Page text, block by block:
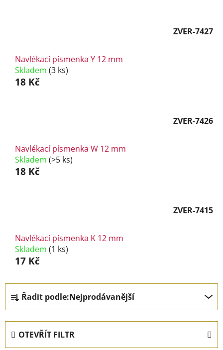
ZVER-7427
Navlékací písmenka Y 12 mm
Skladem (3 ks)
18 Kč
ZVER-7426
Navlékací písmenka W 12 mm
Skladem (>5 ks)
18 Kč
ZVER-7415
Navlékací písmenka K 12 mm
Skladem (1 ks)
17 Kč
Ř
a
z
e
n
Řadit podle:Nejprodávanější
OTEVŘÍT FILTR